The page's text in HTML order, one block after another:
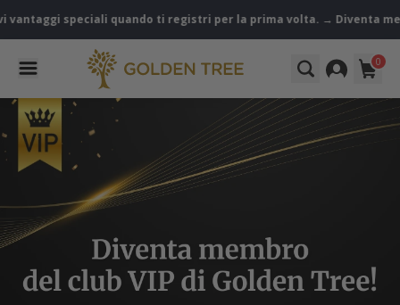
speciali quando ti registri per la prima volta. → Diventa membro
0